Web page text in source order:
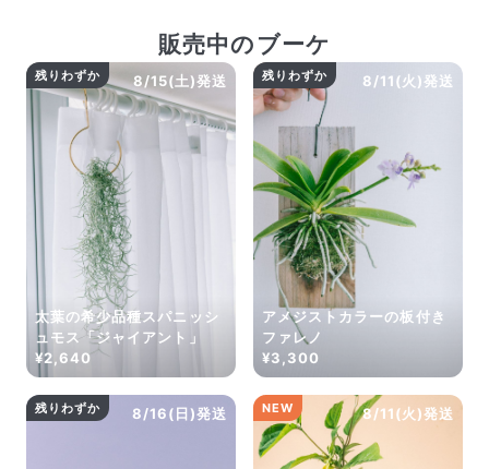
販売中のブーケ
8/15(土)発送
残りわずか
太葉の希少品種スパニッシ
ュモス「ジャイアント」
¥2,640
8/11(火)発送
残りわずか
アメジストカラーの板付き
ファレノ
¥3,300
8/16(日)発送
残りわずか 8/11(火)発送
NEW